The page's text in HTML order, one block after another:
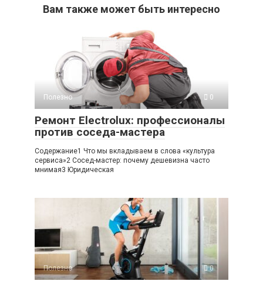
Вам также может быть интересно
Полезно 0
Ремонт Electrolux: профессионалы
против соседа-мастера
Содержание1 Что мы вкладываем в слова «культура
сервиса»2 Сосед-мастер: почему дешевизна часто
мнимая3 Юридическая
Полезно 0